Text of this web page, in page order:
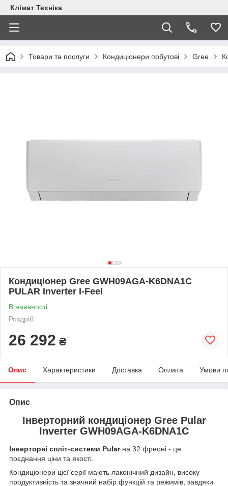
Клімат Техніка
Товари та послуги Кондиціонери побутові Gree
Кондиціонер Gree GWH09AGA-K6DNA1C
PULAR Inverter I-Feel
В наявності
Роздріб
26 292 ₴
Опис Характеристики Доставка Оплата Умови
Опис
Інверторний кондиціонер Gree Pular
Inverter GWH09AGA-K6DNA1C
Інверторні спліт-системи Pularна 32 фреоні - це
поєднання ціни та якості.
Кондиціонери цієї серії мають лаконічний дизайн, високу
продуктивність та значний набір функцій та режимів, завдяки